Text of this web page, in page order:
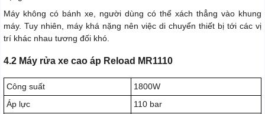
Máy không có bánh xe, người dùng có thể xách thẳng vào khung
máy. Tuy nhiên, máy khá nặng nên việc di chuyển thiết bị tới các vị
trí khác nhau tương đối khó.
4.2 Máy rửa xe cao áp Reload MR1110
Công suất
1800W
Áp lực
110 bar